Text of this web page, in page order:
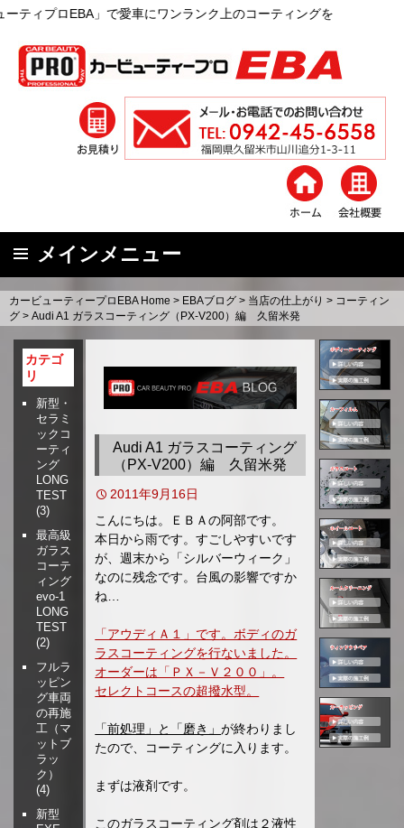
愛車にワンランク上のコーティングを
メインメニュー
コ
ン
カービューティープロEBA Home > EBAブログ > 当店の仕上がり > コーティン
グ > Audi A1 ガラスコーティング（PX-V200）編 久留米発
Audi A1 ガラスコーティング
（PX-V200）編 久留米発
2011年9月16日
こんにちは。ＥＢＡの阿部です。
本日から雨です。すごしやすいです
が、週末から「シルバーウィーク」
なのに残念です。台風の影響ですか
ね…
「アウディＡ１」です。ボディのガ
ラスコーティングを行ないました。
オーダーは「ＰＸ－Ｖ２００」。
セレクトコースの超撥水型。
「前処理」と「磨き」が終わりまし
たので、コーティングに入ります。
まずは液剤です。
このガラスコーティング剤は２液性
カテゴ
リ
新型・
セラミ
ックコ
ーティ
ング
LONG
TEST
(3)
最高級
ガラス
コーテ
ィング
evo-1
LONG
TEST
(2)
フルラ
ッピン
グ車両
の再施
工（マ
ットブ
ラッ
ク）
(4)
新型